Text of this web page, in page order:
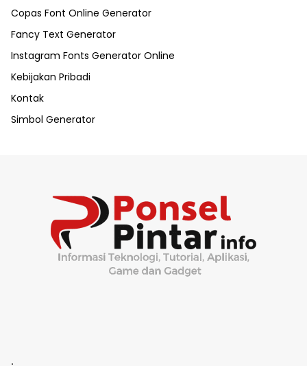
Copas Font Online Generator
Fancy Text Generator
Instagram Fonts Generator Online
Kebijakan Pribadi
Kontak
Simbol Generator
.